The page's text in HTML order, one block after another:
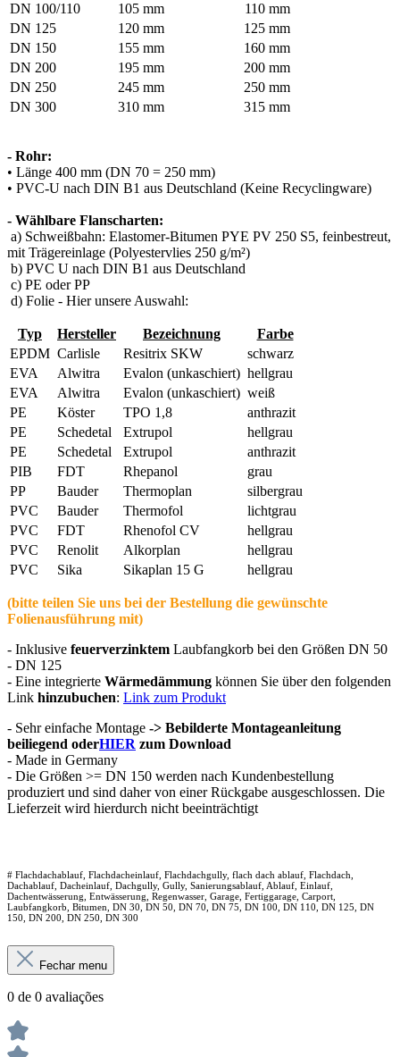
DN 100/110
105 mm
110 mm
DN 125
120 mm
125 mm
DN 150
155 mm
160 mm
DN 200
195 mm
200 mm
DN 250
245 mm
250 mm
DN 300
310 mm 315 mm
- Rohr:
• Länge 400 mm (DN 70 = 250 mm)
• PVC-U nach DIN B1 aus Deutschland (Keine Recyclingware)
- Wählbare Flanscharten:
a) Schweißbahn: Elastomer-Bitumen PYE PV 250 S5, feinbestreut,
mit Trägereinlage (Polyestervlies 250 g/m²)
b) PVC U nach DIN B1 aus Deutschland
c) PE oder PP
d) Folie - Hier unsere Auswahl:
Typ Hersteller Bezeichnung
Farbe
EPDM Carlisle Resitrix SKW
schwarz
EVA
Alwitra Evalon (unkaschiert) hellgrau
EVA
Alwitra Evalon (unkaschiert) weiß
PE
Köster TPO 1,8
anthrazit
PE
Schedetal Extrupol
hellgrau
PE
Schedetal Extrupol
anthrazit
PIB
FDT Rhepanol
grau
PP
Bauder Thermoplan
silbergrau
PVC
Bauder Thermofol
lichtgrau
PVC
FDT Rhenofol CV
hellgrau
PVC
Renolit Alkorplan
hellgrau
PVC
Sika Sikaplan 15 G hellgrau
(bitte teilen Sie uns bei der Bestellung die gewünschte
Folienausführung mit)
- Inklusive feuerverzinktem Laubfangkorb bei den Größen DN 50
- DN 125
- Eine integrierte Wärmedämmung können Sie über den folgenden
Link hinzubuchen: Link zum Produkt
- Sehr einfache Montage -> Bebilderte Montageanleitung
beiliegend oderHIER zum Download
- Made in Germany
- Die Größen >= DN 150 werden nach Kundenbestellung
produziert und sind daher von einer Rückgabe ausgeschlossen. Die
Lieferzeit wird hierdurch nicht beeinträchtigt
# Flachdachablauf, Flachdacheinlauf, Flachdachgully, flach dach ablauf, Flachdach,
Dachablauf, Dacheinlauf, Dachgully, Gully, Sanierungsablauf, Ablauf, Einlauf,
Dachentwässerung, Entwässerung, Regenwasser, Garage, Fertiggarage, Carport,
Laubfangkorb, Bitumen, DN 30, DN 50, DN 70, DN 75, DN 100, DN 110, DN 125, DN
150, DN 200, DN 250, DN 300
Fechar menu
0 de 0 avaliações